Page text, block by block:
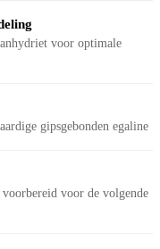
voor optimale
gipsgebonden egaline
voor de volgende